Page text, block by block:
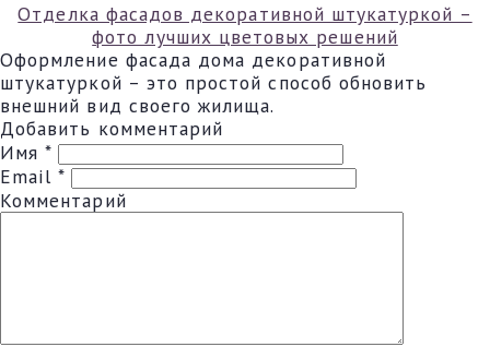
Отделка фасадов декоративной штукатуркой –
фото лучших цветовых решений
Оформление фасада дома декоративной
штукатуркой – это простой способ обновить
внешний вид своего жилища.
Добавить комментарий
Имя*
Email*
Комментарий